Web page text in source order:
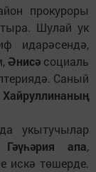
прокуроры
Шулай ук
идарәсендә,
Әнисә социаль
Саный
укытучылар
Гәүһәрия апа,
искә төшерде.